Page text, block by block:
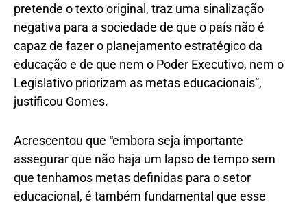
pretende o texto original, traz uma sinalização
negativa para a sociedade de que o país não é
capaz de fazer o planejamento estratégico da
educação e de que nem o Poder Executivo, nem o
Legislativo priorizam as metas educacionais”,
justificou Gomes.
Acrescentou que “embora seja importante
assegurar que não haja um lapso de tempo sem
que tenhamos metas definidas para o setor
educacional, é também fundamental que esse